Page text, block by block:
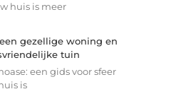
huis is meer
gezellige woning en
tuin
een gids voor sfeer
is